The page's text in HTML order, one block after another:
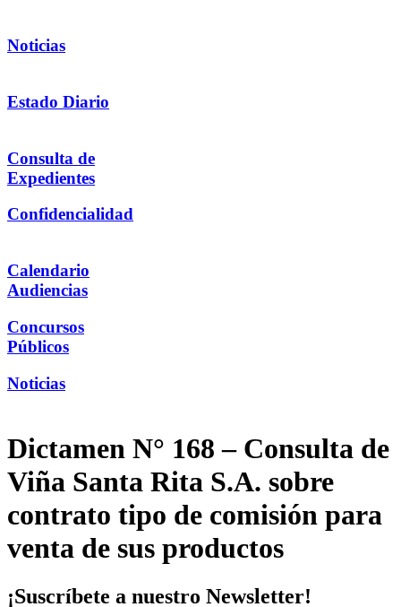
Noticias
Estado Diario
Consulta de
Expedientes
Confidencialidad
Calendario
Audiencias
Concursos
Públicos
Noticias
Dictamen N° 168 – Consulta de
Viña Santa Rita S.A. sobre
contrato tipo de comisión para
venta de sus productos
¡Suscríbete a nuestro Newsletter!